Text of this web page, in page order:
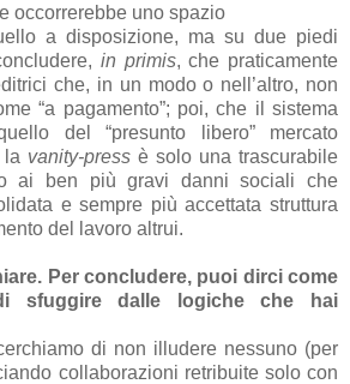
occorrerebbe uno spazio
a disposizione, ma su due piedi
in primis, che praticamente
che, in un modo o nell’altro, non
“a pagamento”; poi, che il sistema
del “presunto libero” mercato
la vanity-press è solo una trascurabile
ai ben più gravi danni sociali che
e sempre più accettata struttura
del lavoro altrui.
Per concludere, puoi dirci come
sfuggire dalle logiche che hai
di non illudere nessuno (per
collaborazioni retribuite solo con